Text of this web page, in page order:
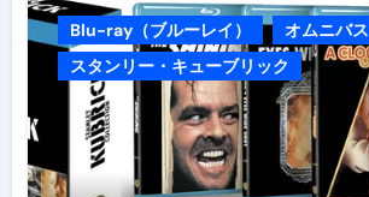
Blu-ray（ブルーレイ）
オムニバス
スタンリー・キューブリック